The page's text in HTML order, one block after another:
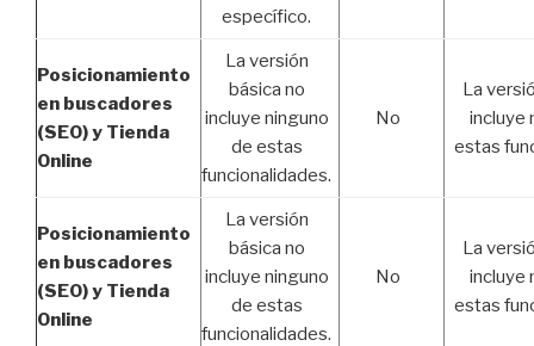
específico.
Posicionamiento
en buscadores
(SEO) y Tienda
Online
La versión
básica no
incluye ninguno
de estas
funcionalidades.
No
La
incluye
estas
Posicionamiento
en buscadores
(SEO) y Tienda
Online
La versión
básica no
incluye ninguno
de estas
funcionalidades.
No
La
incluye
estas